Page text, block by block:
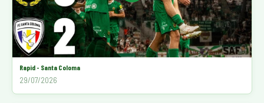
Rapid - Santa Coloma
29/07/2026